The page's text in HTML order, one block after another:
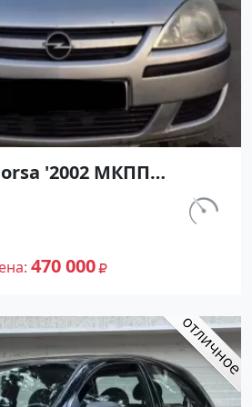
'2002 МКПП
инжектор
Хетчбэк
рублей, объявление
Авторынок23
км.
470 000